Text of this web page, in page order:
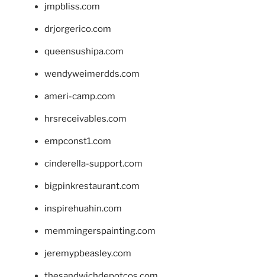
jmpbliss.com
drjorgerico.com
queensushipa.com
wendyweimerdds.com
ameri-camp.com
hrsreceivables.com
empconst1.com
cinderella-support.com
bigpinkrestaurant.com
inspirehuahin.com
memmingerspainting.com
jeremypbeasley.com